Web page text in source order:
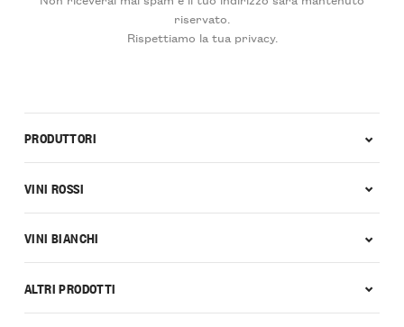
riservato.
Rispettiamo la tua privacy.
PRODUTTORI
VINI ROSSI
VINI BIANCHI
ALTRI PRODOTTI